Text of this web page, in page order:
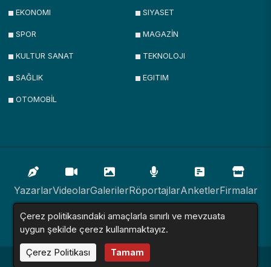
EKONOMI SIYASET
SPOR MAGAZİN
KULTUR SANAT TEKNOLOJI
SAĞLIK EGITIM
OTOMOBİL
YazarlarVideolarGalerilerRöportajlarAnketlerFirmalar
İlanlarResmi İlanlarSitemap
Çerez politikasındaki amaçlarla sınırlı ve mevzuata
uygun şekilde çerez kullanmaktayız.
Çerez Politikası
Tamam